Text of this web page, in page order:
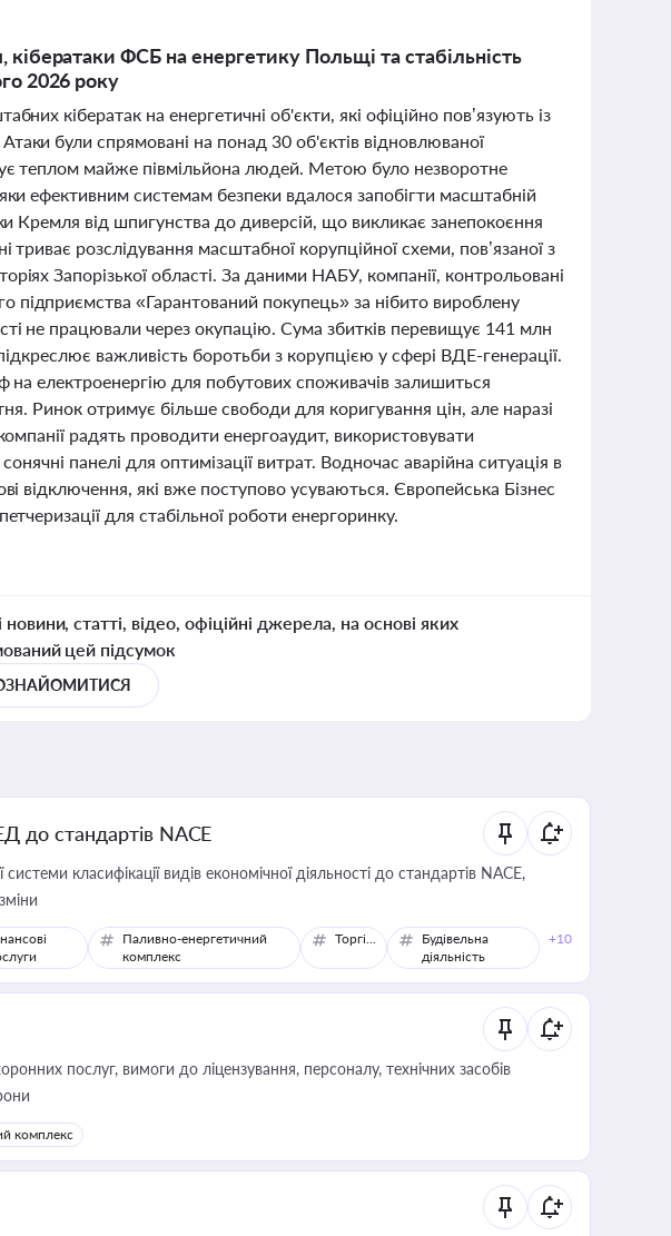
ФСБ на енергетику Польщі та стабільність
2026 року
кібератак на енергетичні об'єкти, які офіційно пов’язують із
були спрямовані на понад 30 об'єктів відновлюваної
теплом майже півмільйона людей. Метою було незворотне
ефективним системам безпеки вдалося запобігти масштабній
Кремля від шпигунства до диверсій, що викликає занепокоєння
розслідування масштабної корупційної схеми, пов’язаної з
Запорізької області. За даними НАБУ, компанії, контрольовані
«Гарантований покупець» за нібито вироблену
не працювали через окупацію. Сума збитків перевищує 141 млн
важливість боротьби з корупцією у сфері ВДЕ-генерації.
електроенергію для побутових споживачів залишиться
Ринок отримує більше свободи для коригування цін, але наразі
радять проводити енергоаудит, використовувати
панелі для оптимізації витрат. Водночас аварійна ситуація в
відключення, які вже поступово усуваються. Європейська Бізнес
для стабільної роботи енергоринку.
статті, відео, офіційні джерела, на основі яких
цей підсумок
до стандартів NACE
класифікації видів економічної діяльності до стандартів NACE,
Паливно-енергетичний
комплекс
Торгівля
Будівельна
діяльність
+10
послуг, вимоги до ліцензування, персоналу, технічних засобів
комплекс